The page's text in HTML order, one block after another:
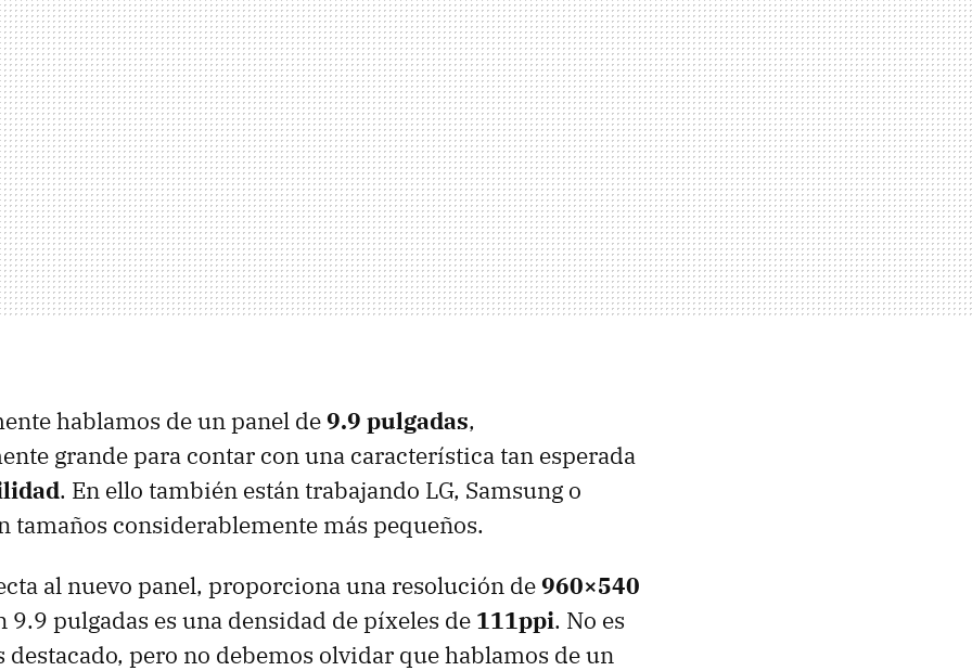
hablamos de un panel de9.9 pulgadas,
grande para contar con una característica tan esperada
. En ello también están trabajando LG, Samsung o
tamaños considerablemente más pequeños.
al nuevo panel, proporciona una resolución de960×540
9.9 pulgadas es una densidad de píxeles de 111ppi. No es
destacado, pero no debemos olvidar que hablamos de un